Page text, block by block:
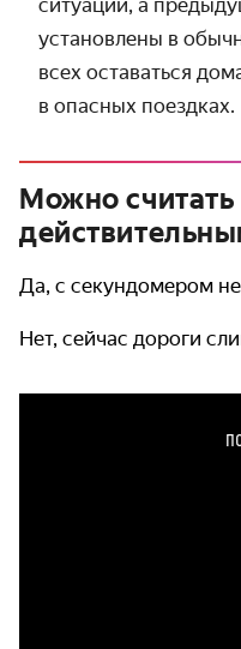
ситуации, а
установлены в
всех оставаться
в опасных поездках.
Можно
Да, с секундомером
Нет, сейчас дороги